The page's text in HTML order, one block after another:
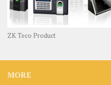
ZK Teco Product
MORE